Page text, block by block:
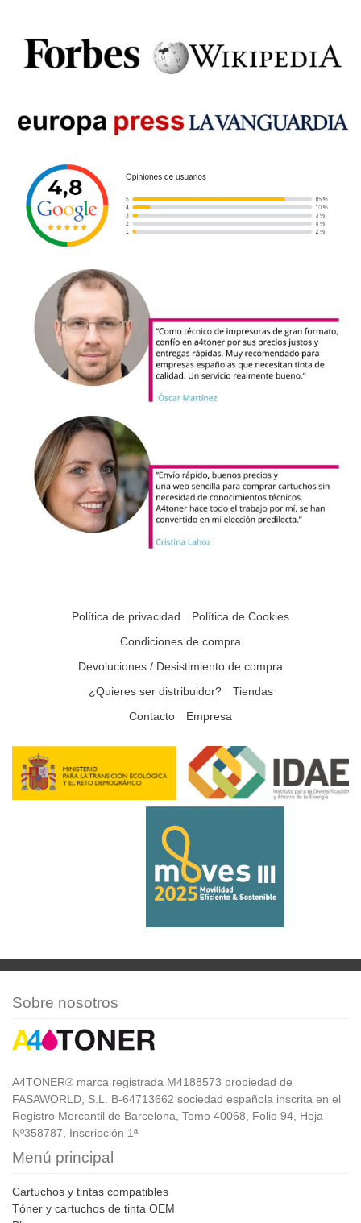
Política de privacidad
Política de Cookies
Condiciones de compra
Devoluciones / Desistimiento de compra
¿Quieres ser distribuidor?
Tiendas
Contacto
Empresa
Sobre nosotros
A4TONER® marca registrada M4188573 propiedad de
FASAWORLD, S.L. B-64713662 sociedad española inscrita en el
Registro Mercantil de Barcelona, Tomo 40068, Folio 94, Hoja
Nº358787, Inscripción 1ª
Menú principal
Cartuchos y tintas compatibles
Tóner y cartuchos de tinta OEM